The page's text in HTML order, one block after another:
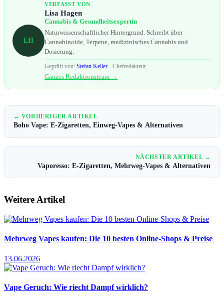
LH
VERFASST VON
Lisa Hagen
Cannabis & Gesundheitsexpertin
Naturwissenschaftlicher Hintergrund. Schreibt über
Cannabinoide, Terpene, medizinisches Cannabis und
Dosierung.
Geprüft von: Stefan Keller · Chefredakteur
Ganzes Redaktionsteam →
← VORHERIGER ARTIKEL
Boho Vape: E-Zigaretten, Einweg-Vapes & Alternativen
NÄCHSTER ARTIKEL →
Vaporesso: E-Zigaretten, Mehrweg-Vapes & Alternativen
Weitere Artikel
Mehrweg Vapes kaufen: Die 10 besten Online-Shops & Preise
13.06.2026
Vape Geruch: Wie riecht Dampf wirklich?